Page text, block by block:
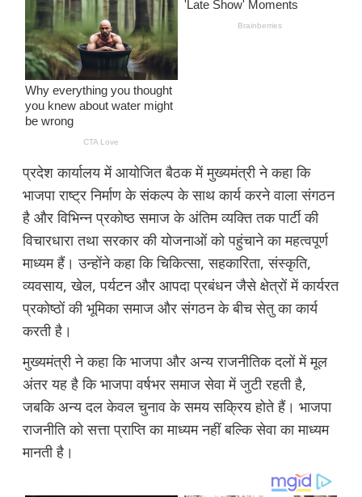
प्रदेश कार्यालय में आयोजित बैठक में मुख्यमंत्री ने कहा कि
भाजपा राष्ट्र निर्माण के संकल्प के साथ कार्य करने वाला संगठन
है और विभिन्न प्रकोष्ठ समाज के अंतिम व्यक्ति तक पार्टी की
विचारधारा तथा सरकार की योजनाओं को पहुंचाने का महत्वपूर्ण
माध्यम हैं। उन्होंने कहा कि चिकित्सा, सहकारिता, संस्कृति,
व्यवसाय, खेल, पर्यटन और आपदा प्रबंधन जैसे क्षेत्रों में कार्यरत
प्रकोष्ठों की भूमिका समाज और संगठन के बीच सेतु का कार्य
करती है।
मुख्यमंत्री ने कहा कि भाजपा और अन्य राजनीतिक दलों में मूल
अंतर यह है कि भाजपा वर्षभर समाज सेवा में जुटी रहती है,
जबकि अन्य दल केवल चुनाव के समय सक्रिय होते हैं। भाजपा
राजनीति को सत्ता प्राप्ति का माध्यम नहीं बल्कि सेवा का माध्यम
मानती है।